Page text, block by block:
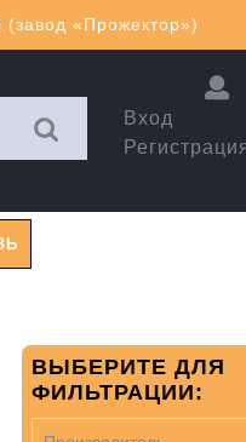
(завод «Прожектор»)
ВЫБЕРИТЕ ДЛЯ
ФИЛЬТРАЦИИ: